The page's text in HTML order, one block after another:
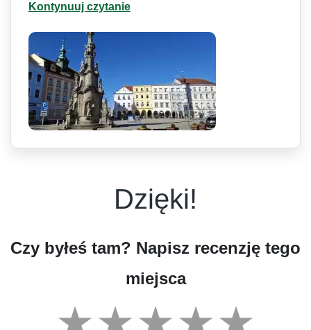
Kontynuuj czytanie
Dzięki!
Czy byłeś tam? Napisz recenzję tego
miejsca